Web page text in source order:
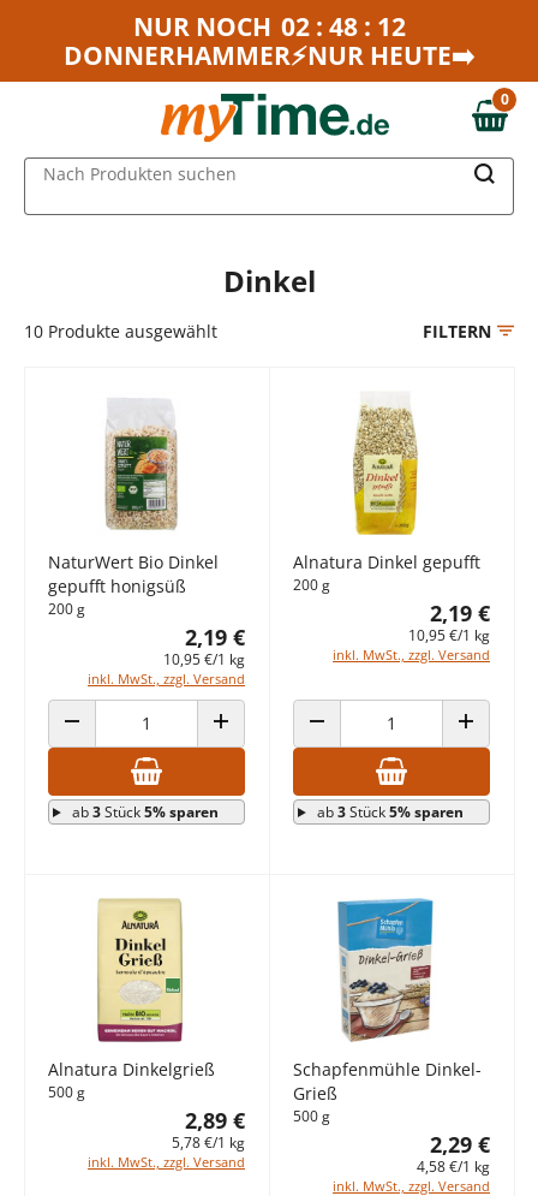
Zum Hauptinhalt springen
Zur Navigation springen
NUR NOCH 02 : 48 : 12
DONNERHAMMER⚡NUR HEUTE➡️
0,00 €
0
Nach Produkten suchen
Dinkel
10 Produkte ausgewählt FILTERN
NaturWert Bio Dinkel
gepufft honigsüß
200 g
2,19 €
10,95 €/1 kg
inkl. MwSt., zzgl. Versand
ANZAHL VERRINGERN ANZAHL ERHÖHEN
ab3Stück5% sparen
Alnatura Dinkel gepufft
200 g
2,19 €
10,95 €/1 kg
inkl. MwSt., zzgl. Versand
ANZAHL VERRINGERN ANZAHL
ab3Stück5% sparen
Alnatura Dinkelgrieß
500 g
2,89 €
5,78 €/1 kg
inkl. MwSt., zzgl. Versand
Schapfenmühle Dinkel-
Grieß
500 g
2,29 €
4,58 €/1 kg
inkl. MwSt., zzgl. Versand